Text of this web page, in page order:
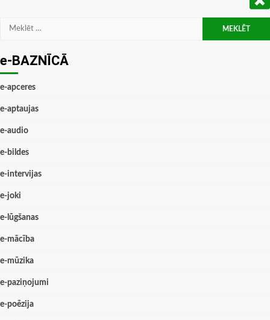
Meklēt:
e-BAZNĪCĀ
e-apceres
e-aptaujas
e-audio
e-bildes
e-intervijas
e-joki
e-lūgšanas
e-mācība
e-mūzika
e-paziņojumi
e-poēzija